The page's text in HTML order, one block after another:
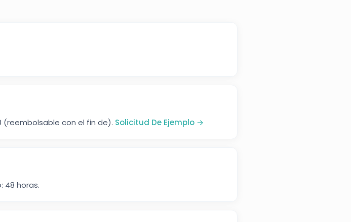
con el fin de). Solicitud De Ejemplo →
48 horas.